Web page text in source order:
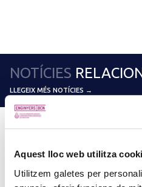
Aquest lloc web utilitza
Utilitzem galetes per
NOTÍCIES
LLEGEIX MÉS NOTÍCIES →
PINZELLS A PUNT?
PINTURA DEL COL·LEGI